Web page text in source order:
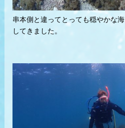
串本側と違ってとっても穏やかな
してきました。